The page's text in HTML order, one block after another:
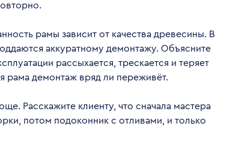
рамы зависит от качества древесины. В
аккуратному демонтажу. Объясните
рассыхается, трескается и теряет
рама демонтаж вряд ли переживёт.
Расскажите клиенту, что сначала мастера
потом подоконник с отливами, и только